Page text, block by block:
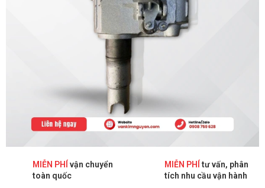
MIỄN PHÍ vận chuyển
toàn quốc
MIỄN PHÍ tư vấn, phân
tích nhu cầu vận hành